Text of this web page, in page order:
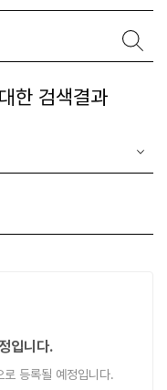
한 검색결과
입니다.
등록될 예정입니다.